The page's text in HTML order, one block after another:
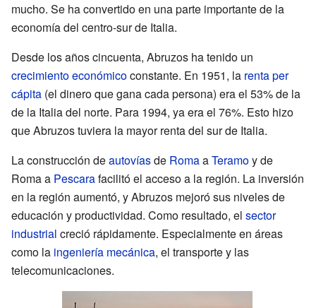
mucho. Se ha convertido en una parte importante de la
economía del centro-sur de Italia.
Desde los años cincuenta, Abruzos ha tenido un
crecimiento económicoconstante. En 1951, la renta per
cápita (el dinero que gana cada persona) era el 53% de la
de la Italia del norte. Para 1994, ya era el 76%. Esto hizo
que Abruzos tuviera la mayor renta del sur de Italia.
La construcción deautovíasde RomaaTeramoy de
Roma a Pescarafacilitó el acceso a la región. La inversión
en la región aumentó, y Abruzos mejoró sus niveles de
educación y productividad. Como resultado, el sector
industrial creció rápidamente. Especialmente en áreas
como la ingeniería mecánica, el transporte y las
telecomunicaciones.